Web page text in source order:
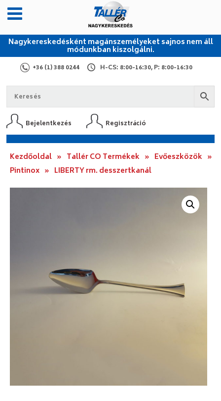
Nagykereskedésként magánszemélyeket sajnos nem áll
módunkban kiszolgálni.
+36 (1) 388 0244 H-CS: 8:00-16:30, P: 8:00-16:30
Bejelentkezés Regisztráció
Kezdőoldal » Tallér CO Termékek » Evőeszközök »
Pintinox » LIBERTY rm. desszertkanál